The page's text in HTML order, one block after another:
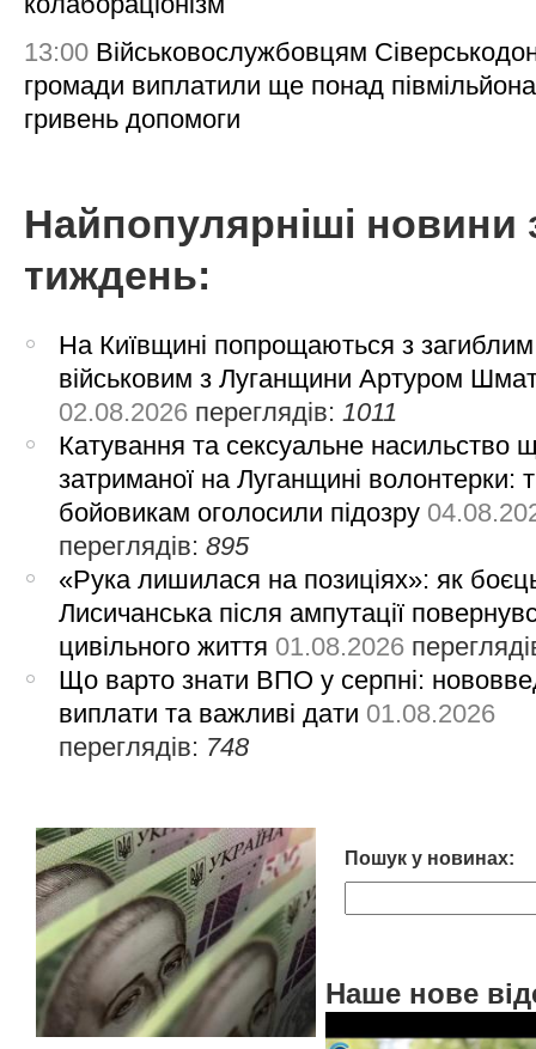
13:00 Військовослужбовцям
громади виплатили ще понад півмільйона
гривень допомоги
Найпопулярніші новини
тиждень:
На Київщині попрощаються з загиблим
військовим з Луганщини Артуром
02.08.2026 переглядів: 1011
Катування та сексуальне насильство
затриманої на Луганщині волонтерки:
бойовикам оголосили підозру
переглядів:895
«Рука лишилася на позиціях»: як
Лисичанська після ампутації
цивільного життя 01.08.2026
Що варто знати ВПО у серпні:
виплати та важливі дати 01.08.2026
переглядів: 748
Пошук у новинах:
Наше нове